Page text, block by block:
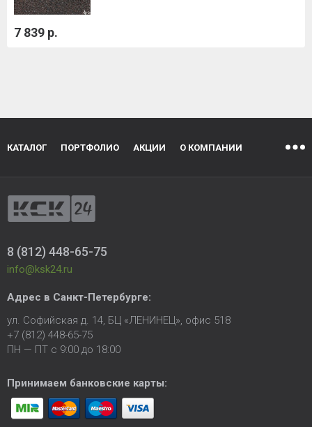
7 839 р.
КАТАЛОГ ПОРТФОЛИО АКЦИИ О КОМПАНИИ
8 (812) 448-65-75
info@ksk24.ru
Адрес в Санкт-Петербурге:
ул. Софийская д. 14, БЦ «ЛЕНИНЕЦ», офис 518
+7 (812) 448-65-75
ПН — ПТ с 9:00 до 18:00
Принимаем банковские карты: